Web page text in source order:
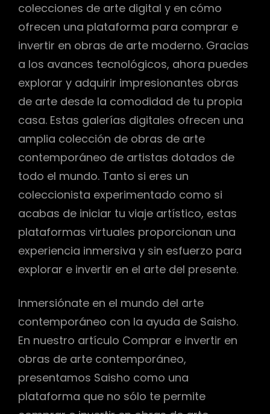
colecciones de arte digital y en cómo
ofrecen una plataforma para comprar e
invertir en obras de arte moderno. Gracias
a los avances tecnológicos, ahora puedes
explorar y adquirir impresionantes obras
de arte desde la comodidad de tu propia
casa. Estas galerías digitales ofrecen una
amplia colección de obras de arte
contemporáneo de artistas dotados de
todo el mundo. Tanto si eres un
coleccionista experimentado como si
acabas de iniciar tu viaje artístico, estas
plataformas virtuales proporcionan una
experiencia inmersiva y sin esfuerzo para
explorar e invertir en el arte del presente.
Inmersiónate en el mundo del arte
contemporáneo con la ayuda de Saisho.
En nuestro artículo Comprar e invertir en
obras de arte contemporáneo,
presentamos Saisho como una
plataforma que no sólo te permite